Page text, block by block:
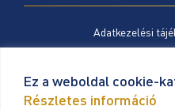
Ez a weboldal cookie-
Részletes információ
Adatkezelési